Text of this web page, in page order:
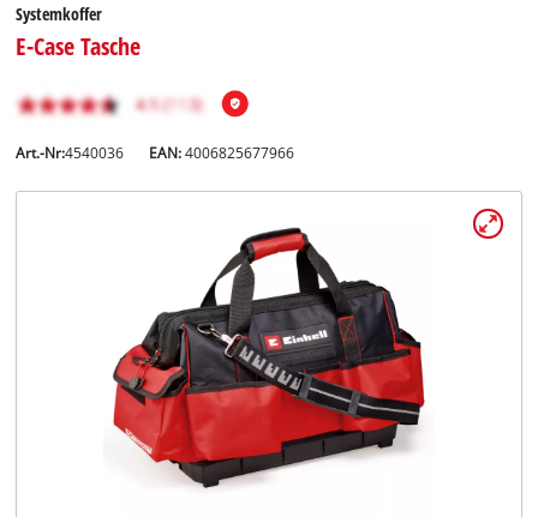
Systemkoffer
E-Case Tasche
Art.-Nr:4540036 EAN:4006825677966